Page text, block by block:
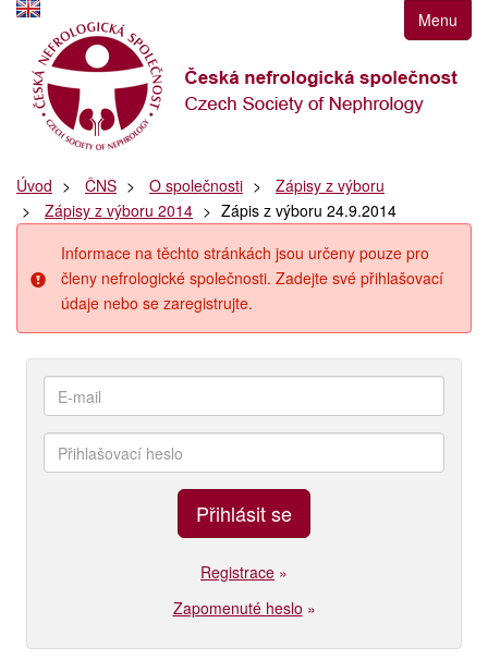
k
navigaci
Přejít
obsah
k
postrannímu
Klávesové
zkratky
Menu
Úvod ČNS O společnosti
Zápisy z výboru
Zápisy z výboru 2014
Zápis z výboru 24.9.2014
Informace na těchto stránkách jsou určeny pouze pro
členy nefrologické společnosti. Zadejte své přihlašovací
údaje nebo se zaregistrujte.
Registrace »
Zapomenuté heslo »